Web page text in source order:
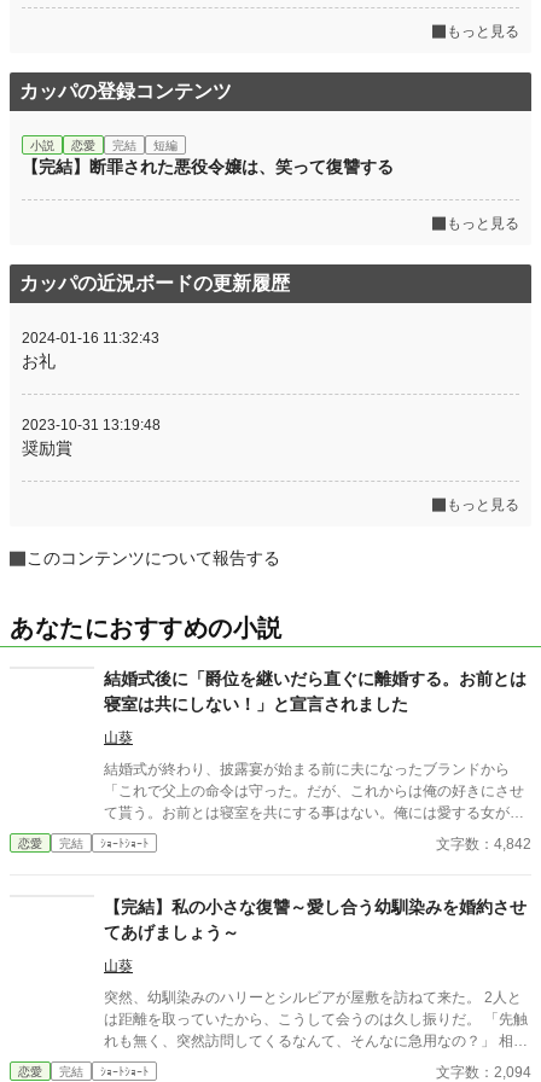
もっと見る
カッパの登録コンテンツ
小説 恋愛 完結 短編
【完結】断罪された悪役令嬢は、笑って復讐する
もっと見る
カッパの近況ボードの更新履歴
2024-01-16 11:32:43
お礼
2023-10-31 13:19:48
奨励賞
もっと見る
このコンテンツについて報告する
あなたにおすすめの小説
結婚式後に「爵位を継いだら直ぐに離婚する。お前とは
寝室は共にしない！」と宣言されました
山葵
結婚式が終わり、披露宴が始まる前に夫になったブランドから
「これで父上の命令は守った。だが、これからは俺の好きにさせ
て貰う。お前とは寝室を共にする事はない。俺には愛する女がい
るんだ。父上から早く爵位を譲って貰い、お前とは離婚する。お
前もそのつもりでいてくれ」 確かに私達の結婚は政略結婚。 2人
して寄り添い共に頑張って行ければと思っていたが…その必要も
無い様だ。 ならば私も好きにさせて貰おう！！
恋愛 完結 ｼｮｰﾄｼｮｰﾄ 文字数：4,842
【完結】私の小さな復讐～愛し合う幼馴染みを婚約させ
てあげましょう～
山葵
突然、幼馴染みのハリーとシルビアが屋敷を訪ねて来た。 2人と
は距離を取っていたから、こうして会うのは久し振りだ。 「先触
れも無く、突然訪問してくるなんて、そんなに急用なの？」 相変
わらずベッタリとくっ付きソファに座る2人を見ても早急な用事
恋愛 完結 ｼｮｰﾄｼｮｰﾄ 文字数：2,094